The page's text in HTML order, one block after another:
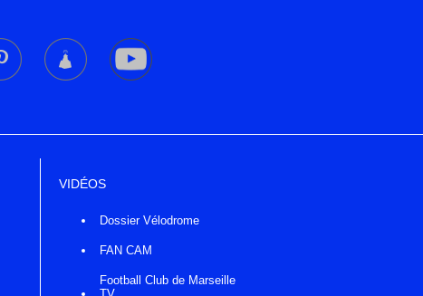
VIDÉOS
Dossier Vélodrome
FAN CAM
Football Club de Marseille